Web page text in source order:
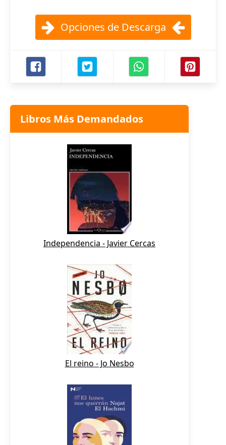
Opciones de Descarga
Libros Más Demandados
Independencia - Javier Cercas
El reino - Jo Nesbo